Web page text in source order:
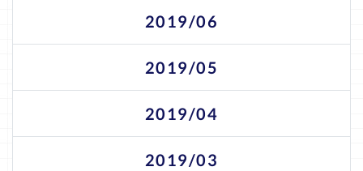
2019/06
2019/05
2019/04
2019/03